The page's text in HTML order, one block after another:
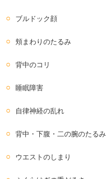
ブルドック顔
頬まわりのたるみ
背中のコリ
睡眠障害
自律神経の乱れ
背中・下腹・二の腕のたるみ
ウエストのしまり